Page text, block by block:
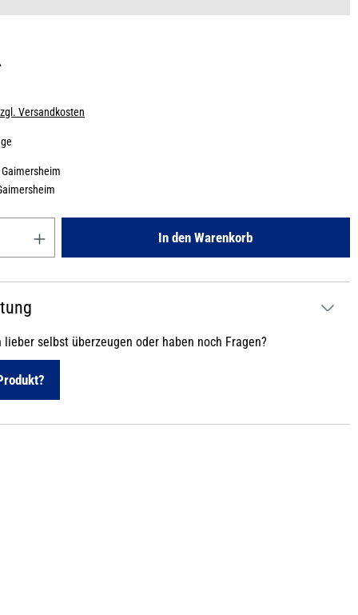
Versandkosten
Gaimersheim
In den Warenkorb
lieber selbst überzeugen oder haben noch Fragen?